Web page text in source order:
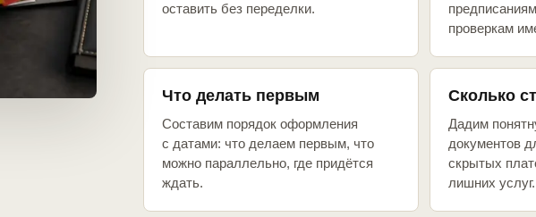
оставить без переделки.
проверкам
Что делать первым
Составим порядок оформления
с датами: что делаем первым, что
можно параллельно, где придётся
ждать.
Сколько
Дадим
документов
скрытых
лишних услуг.